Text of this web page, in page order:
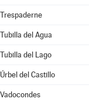
Trespaderne
Tubilla del Agua
Tubilla del Lago
Úrbel del Castillo
Vadocondes